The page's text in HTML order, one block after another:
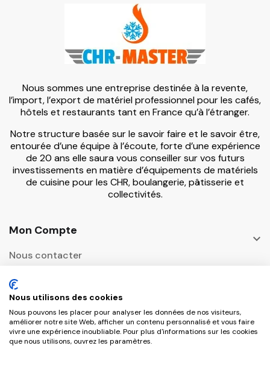
Nous sommes une entreprise destinée à la revente,
l’import, l’export de matériel professionnel pour les cafés,
hôtels et restaurants tant en France qu’à l’étranger.
Notre structure basée sur le savoir faire et le savoir être,
entourée d’une équipe à l’écoute, forte d’une expérience
de 20 ans elle saura vous conseiller sur vos futurs
investissements en matière d’équipements de matériels
de cuisine pour les CHR, boulangerie, pâtisserie et
collectivités.
Mon Compte

Nous contacter
Informations
Adresse Postale
Nous utilisons des cookies
Nous pouvons les placer pour analyser les données de nos visiteurs,
améliorer notre site Web, afficher un contenu personnalisé et vous faire
vivre une expérience inoubliable. Pour plus d'informations sur les cookies
que nous utilisons, ouvrez les paramètres.